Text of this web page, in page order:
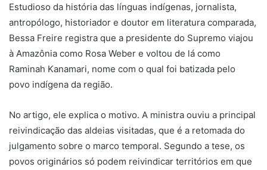
Estudioso da história das línguas indígenas, jornalista,
antropólogo, historiador e doutor em literatura comparada,
Bessa Freire registra que a presidente do Supremo viajou
à Amazônia como Rosa Weber e voltou de lá como
Raminah Kanamari, nome com o qual foi batizada pelo
povo indígena da região.
No artigo, ele explica o motivo. A ministra ouviu a principal
reivindicação das aldeias visitadas, que é a retomada do
julgamento sobre o marco temporal. Segundo a tese, os
povos originários só podem reivindicar territórios em que